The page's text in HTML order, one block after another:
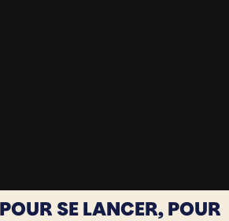
SE LANCER, POUR